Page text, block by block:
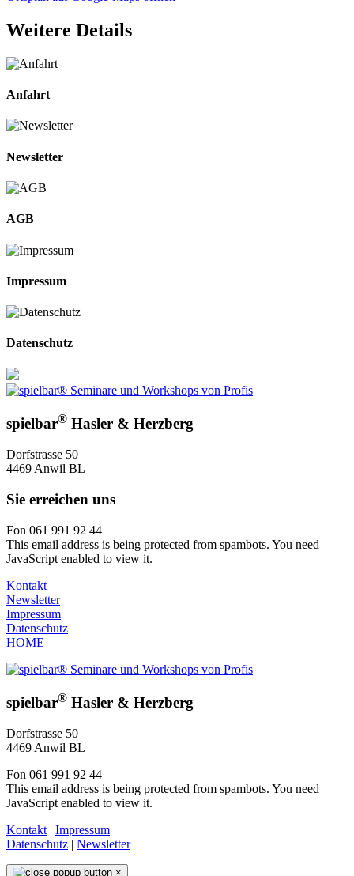
Weitere Details
Anfahrt
Newsletter
AGB
Impressum
Datenschutz
spielbar® Hasler & Herzberg
Dorfstrasse 50
4469 Anwil BL
Sie erreichen uns
Fon 061 991 92 44
This email address is being protected from spambots. You need
JavaScript enabled to view it.
Kontakt
Newsletter
Impressum
Datenschutz
HOME
spielbar® Hasler & Herzberg
Dorfstrasse 50
4469 Anwil BL
Fon 061 991 92 44
This email address is being protected from spambots. You need
JavaScript enabled to view it.
Kontakt | Impressum
Datenschutz | Newsletter
×